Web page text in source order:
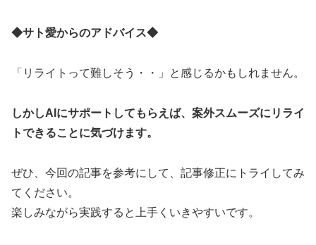
◆サト愛からのアドバイス◆
「リライトって難しそう・・」と感じるかもしれません。
しかしAIにサポートしてもらえば、案外スムーズにリライ
トできることに気づけます。
ぜひ、今回の記事を参考にして、記事修正にトライしてみ
てください。
楽しみながら実践すると上手くいきやすいです。